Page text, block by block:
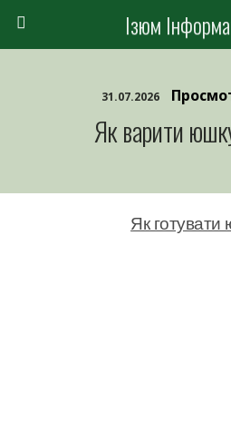
Ізюм
31.07.2026
Як варити
Як готувати